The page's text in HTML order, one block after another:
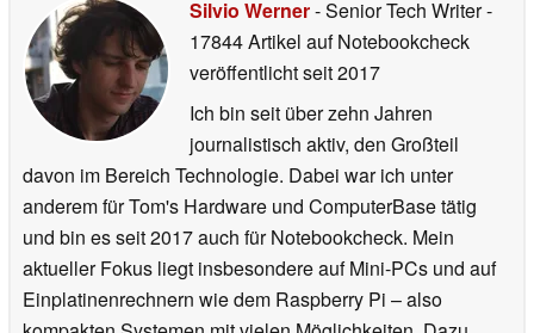
Silvio Werner- Senior Tech Writer-
17844 Artikel auf Notebookcheck
veröffentlichtseit 2017
Ich bin seit über zehn Jahren
journalistisch aktiv, den Großteil
davon im Bereich Technologie. Dabei war ich unter
anderem für Tom's Hardware und ComputerBase tätig
und bin es seit 2017 auch für Notebookcheck. Mein
aktueller Fokus liegt insbesondere auf Mini-PCs und auf
Einplatinenrechnern wie dem Raspberry Pi – also